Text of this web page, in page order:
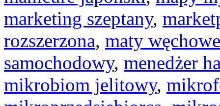
marketing szeptany,
rozszerzona, maty węchowe
samochodowy, menedżer
mikrobiom jelitowy,